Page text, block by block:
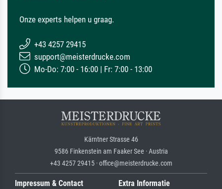
Onze experts helpen u graag.
+43 4257 29415
support@meisterdrucke.com
Mo-Do: 7:00 - 16:00 | Fr: 7:00 - 13:00
Kärntner Strasse 46
9586 Finkenstein am Faaker See · Austria
+43 4257 29415 · office@meisterdrucke.com
Impressum & Contact Extra Informatie